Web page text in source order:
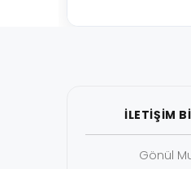
İLETİŞİM
Gönül